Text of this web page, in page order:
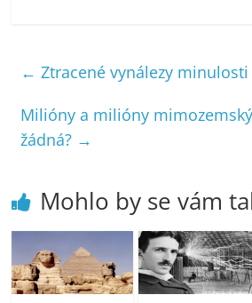
← Ztracené vynálezy minulosti
Milióny a milióny
žádná? →
Mohlo by se vám